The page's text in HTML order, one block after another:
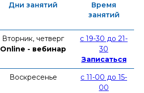
Дни занятий
Время
занятий
Вторник, четверг
Online - вебинар
с 19-30 до 21-
30
Записаться
Воскресенье
с 11-00 до 15-
00